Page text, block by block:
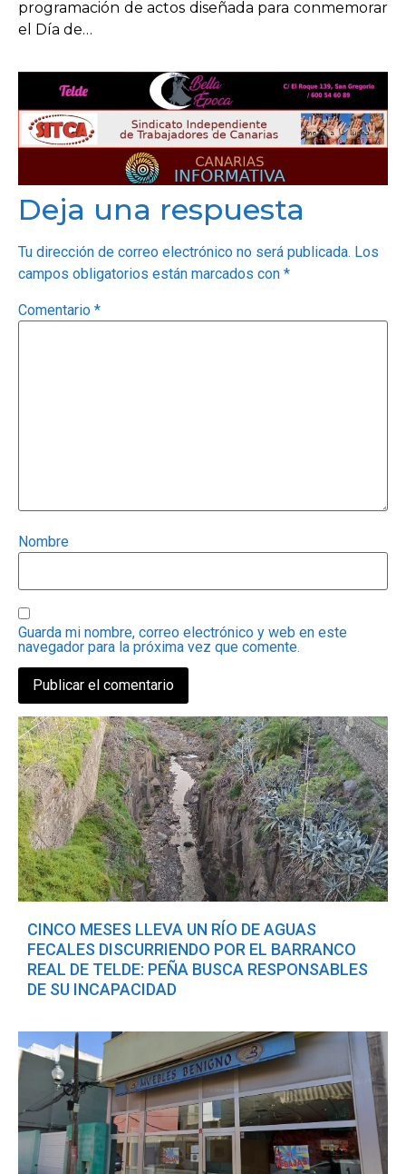
programación de actos diseñada para conmemorar
el Día de…
Deja una respuesta
Tu dirección de correo electrónico no será publicada. Los
campos obligatorios están marcados con *
Comentario *
Nombre
Guarda mi nombre, correo electrónico y web en este
navegador para la próxima vez que comente.
CINCO MESES LLEVA UN RÍO DE AGUAS
FECALES DISCURRIENDO POR EL BARRANCO
REAL DE TELDE: PEÑA BUSCA RESPONSABLES
DE SU INCAPACIDAD